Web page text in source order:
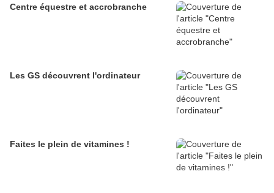
Centre équestre et accrobranche
Les GS découvrent l'ordinateur
Faites le plein de vitamines !